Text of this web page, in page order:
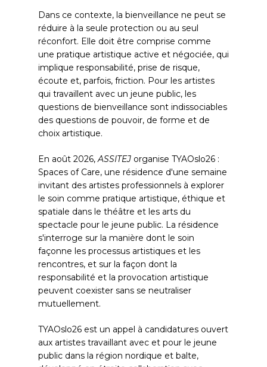
Dans ce contexte, la bienveillance ne peut se
réduire à la seule protection ou au seul
réconfort. Elle doit être comprise comme
une pratique artistique active et négociée, qui
implique responsabilité, prise de risque,
écoute et, parfois, friction. Pour les artistes
qui travaillent avec un jeune public, les
questions de bienveillance sont indissociables
des questions de pouvoir, de forme et de
choix artistique.
En août 2026,ASSITEJ organise TYAOslo26 :
Spaces of Care, une résidence d'une semaine
invitant des artistes professionnels à explorer
le soin comme pratique artistique, éthique et
spatiale dans le théâtre et les arts du
spectacle pour le jeune public. La résidence
s'interroge sur la manière dont le soin
façonne les processus artistiques et les
rencontres, et sur la façon dont la
responsabilité et la provocation artistique
peuvent coexister sans se neutraliser
mutuellement.
TYAOslo26 est un appel à candidatures ouvert
aux artistes travaillant avec et pour le jeune
public dans la région nordique et balte,